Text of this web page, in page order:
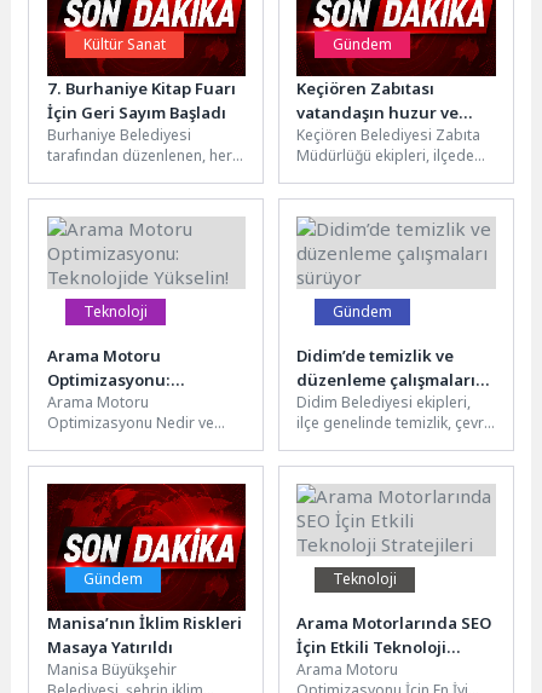
Kültür Sanat
7. Burhaniye Kitap Fuarı
İçin Geri Sayım Başladı
Burhaniye Belediyesi
tarafından düzenlenen, her
beklenen bu yıl yedincisi
düzenlenecek olan...
Gündem
Keçiören Zabıtası
vatandaşın huzur ve
güvenliği için 7/24
sahada
Keçiören Belediyesi Zabıta
Müdürlüğü ekipleri, ilçede
güvenliğini artırmak
amacıyla başlatılan
farkındalık...
Teknoloji
Arama Motoru
Optimizasyonu:
Teknolojide Yükselin!
Arama Motoru
Optimizasyonu Nedir ve
Motoru Optimizasyonu
(SEO), web sitenizi arama
motorlarında...
Gündem
Didim’de temizlik ve
düzenleme çalışmaları
sürüyor
Didim Belediyesi ekipleri,
ilçe genelinde temizlik, çevre
çalışmalarını sürdürüyor.
Farklı mahallelerde eş...
Gündem
Manisa’nın İklim Riskleri
Masaya Yatırıldı
Manisa Büyükşehir
Teknoloji
Arama Motorlarında SEO
İçin Etkili Teknoloji
Stratejileri
Arama Motoru